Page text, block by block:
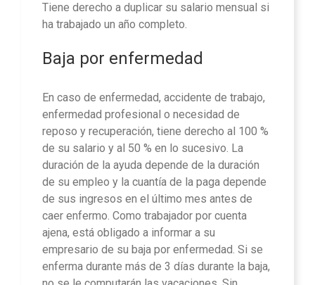
Tiene derecho a duplicar su salario mensual si
ha trabajado un año completo.
Baja por enfermedad
En caso de enfermedad, accidente de trabajo,
enfermedad profesional o necesidad de
reposo y recuperación, tiene derecho al 100 %
de su salario y al 50 % en lo sucesivo. La
duración de la ayuda depende de la duración
de su empleo y la cuantía de la paga depende
de sus ingresos en el último mes antes de
caer enfermo. Como trabajador por cuenta
ajena, está obligado a informar a su
empresario de su baja por enfermedad. Si se
enferma durante más de 3 días durante la baja,